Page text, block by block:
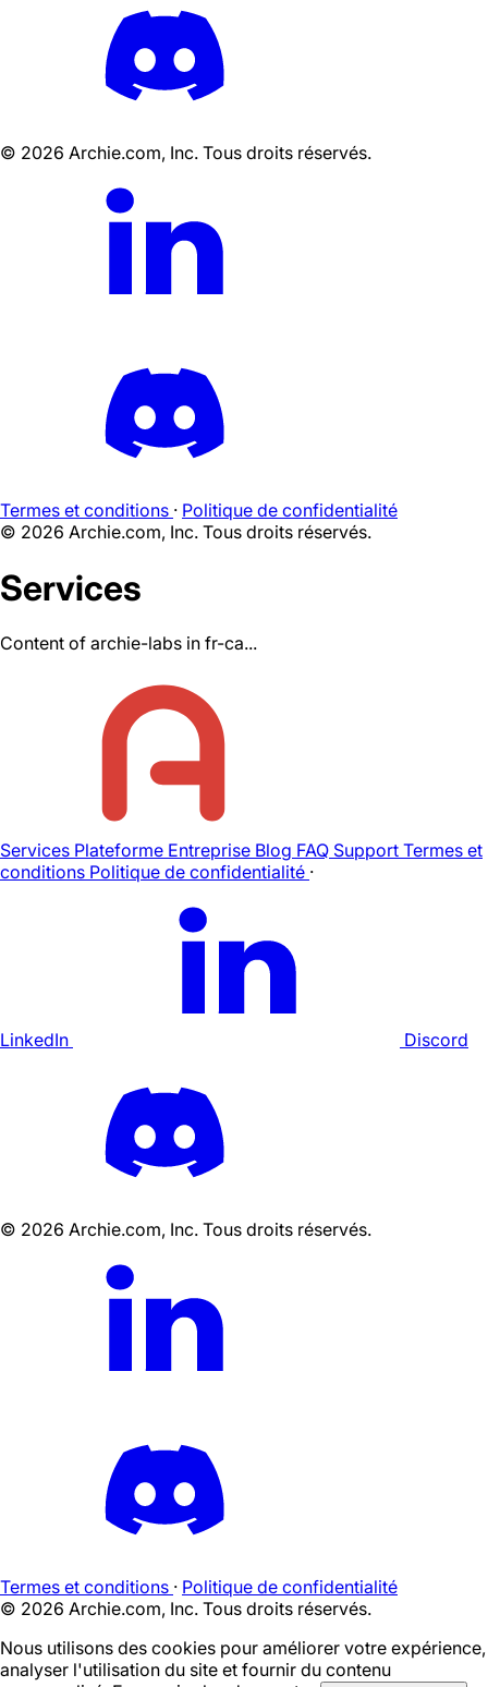
© 2026 Archie.com, Inc. Tous droits réservés.
Termes et conditions · Politique de confidentialité
© 2026 Archie.com, Inc. Tous droits réservés.
Services
Content of archie-labs in fr-ca...
Services Plateforme Entreprise Blog FAQ Support Termes et
conditions Politique de confidentialité ·
LinkedIn Discord
© 2026 Archie.com, Inc. Tous droits réservés.
Termes et conditions · Politique de confidentialité
© 2026 Archie.com, Inc. Tous droits réservés.
Nous utilisons des cookies pour améliorer votre expérience,
analyser l'utilisation du site et fournir du contenu